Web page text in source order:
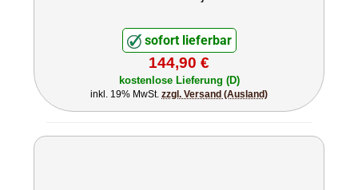
sofort lieferbar
144,90 €
kostenlose Lieferung (D)
inkl. 19% MwSt. zzgl. Versand (Ausland)